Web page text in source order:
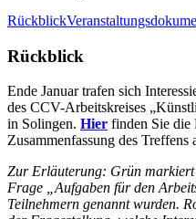
Rückblick
Rückblick
Ende Januar trafen sich
des CCV-Arbeitskreises
in Solingen. Hier finden Sie die
Zusammenfassung des
Zur Erläuterung: Grün markiert
Frage „Aufgaben für den
Teilnehmern genannt wurden.